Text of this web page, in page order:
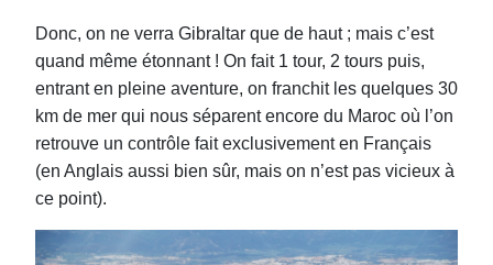
Donc, on ne verra Gibraltar que de haut ; mais c’est
quand même étonnant ! On fait 1 tour, 2 tours puis,
entrant en pleine aventure, on franchit les quelques 30
km de mer qui nous séparent encore du Maroc où l’on
retrouve un contrôle fait exclusivement en Français
(en Anglais aussi bien sûr, mais on n’est pas vicieux à
ce point).